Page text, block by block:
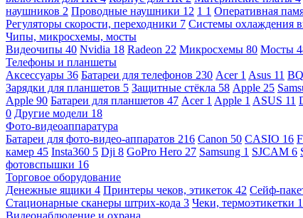
наушников 2 Проводные наушники 12 1 1 Оперативная
Регуляторы скорости, переходники 7 Системы охлаждения
Чипы, микросхемы, мосты
Видеочипы 40 Nvidia 18 Radeon 22 Микросхемы 80 Мосты
Телефоны и планшеты
Аксессуары 36 Батареи для телефонов 230 Acer 1 Asus 11 BQ
Зарядки для планшетов 5 Защитные стёкла 58 Apple 25
Apple 90 Батареи для планшетов 47 Acer 1 Apple 1 ASUS 11
0 Другие модели 18
Фото-видеоаппаратура
Батареи для фото-видео-аппаратов 216 Canon 50 CASIO 16
камер 45 Insta360 5 Dji 8 GoPro Hero 27 Samsung 1 SJCAM 6
фотовспышки 16
Торговое оборудование
Денежные ящики 4 Принтеры чеков, этикеток 42 Сейф-
Стационарные сканеры штрих-кода 3 Чеки, термоэтикетки
Видеонаблюдение и охрана